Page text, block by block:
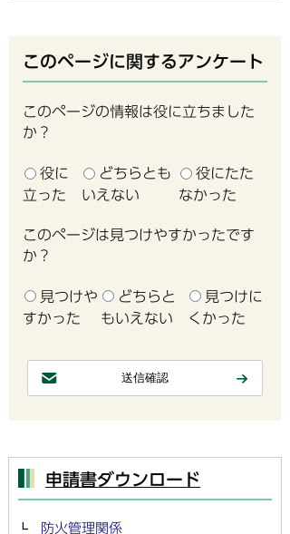
このページに関するアンケート
このページの情報は役に立ちました
か？
役に
立った
どちらとも
いえない
役にたた
なかった
このページは見つけやすかったです
か？
見つけや
すかった
どちらと
もいえない
見つけに
くかった
申請書ダウンロード
防火管理関係